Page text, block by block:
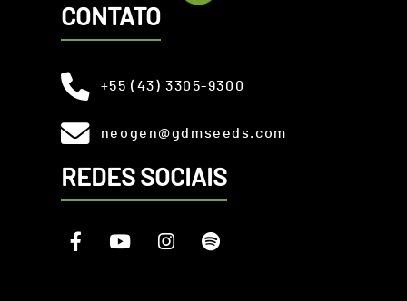
CONTATO
+55 (43) 3305-9300
neogen@gdmseeds.com
REDES SOCIAIS